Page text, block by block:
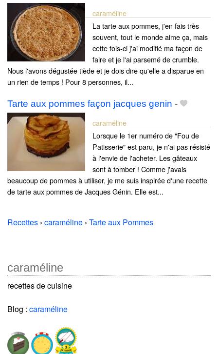
caraméline
La tarte aux pommes, j'en fais très
souvent, tout le monde aime ça, mais
cette fois-ci j'ai modifié ma façon de
faire et je l'ai parsemé de crumble.
Nous l'avons dégustée tiède et je dois dire qu'elle a disparue en
un rien de temps ! Pour 8 personnes, il...
Tarte aux pommes façon jacques genin -
caraméline
Lorsque le 1er numéro de "Fou de
Patisserie" est paru, je n'ai pas résisté
à l'envie de l'acheter. Les gâteaux
sont à tomber ! Comme j'avais
beaucoup de pommes à utiliser, je me suis inspirée d'une recette
de tarte aux pommes de Jacques Génin. Elle est...
Recettes › caraméline › Tarte aux Pommes
caraméline
recettes de cuisine
Blog : caraméline